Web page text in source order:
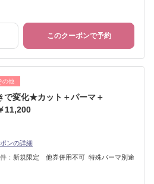
このクーポンで予約
の他
で変化★カット＋パーマ＋
11,200
ンの詳細
： 新規限定 他券併用不可 特殊パーマ別途